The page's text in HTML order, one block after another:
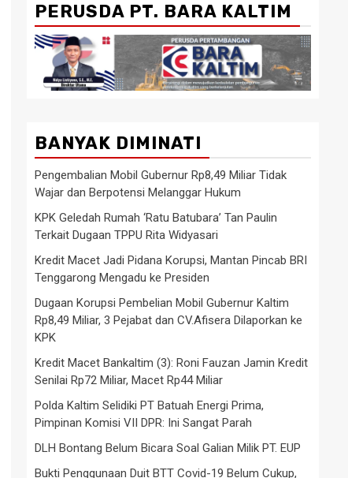
PERUSDA PT. BARA KALTIM
BANYAK DIMINATI
Pengembalian Mobil Gubernur Rp8,49 Miliar Tidak
Wajar dan Berpotensi Melanggar Hukum
KPK Geledah Rumah ‘Ratu Batubara’ Tan Paulin
Terkait Dugaan TPPU Rita Widyasari
Kredit Macet Jadi Pidana Korupsi, Mantan Pincab BRI
Tenggarong Mengadu ke Presiden
Dugaan Korupsi Pembelian Mobil Gubernur Kaltim
Rp8,49 Miliar, 3 Pejabat dan CV.Afisera Dilaporkan ke
KPK
Kredit Macet Bankaltim (3): Roni Fauzan Jamin Kredit
Senilai Rp72 Miliar, Macet Rp44 Miliar
Polda Kaltim Selidiki PT Batuah Energi Prima,
Pimpinan Komisi VII DPR: Ini Sangat Parah
DLH Bontang Belum Bicara Soal Galian Milik PT. EUP
Bukti Penggunaan Duit BTT Covid-19 Belum Cukup,